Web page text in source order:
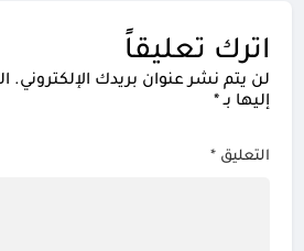
اترك تعليقاً
لن يتم نشر عنوان بريدك الإلكتروني.
إليها بـ*
التعليق*